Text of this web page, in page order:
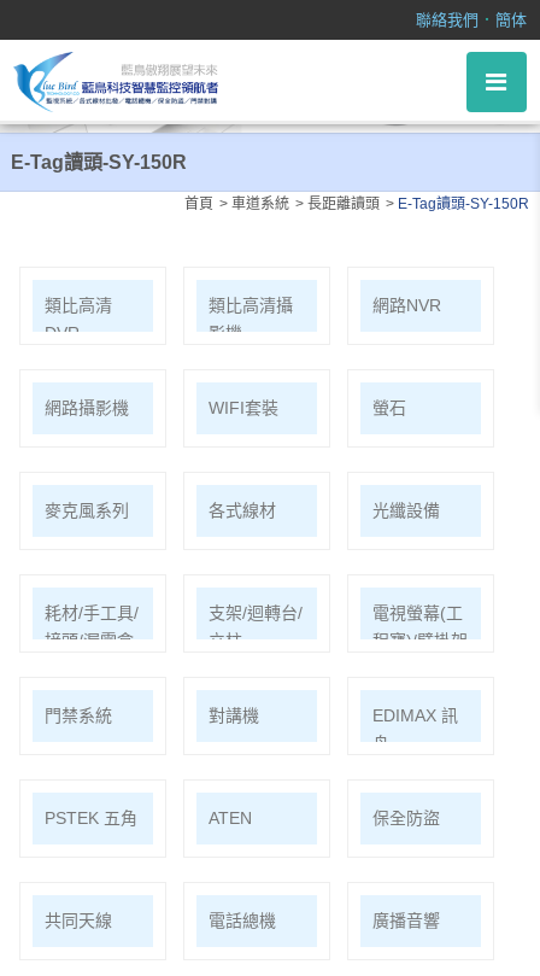
聯絡我們 ． 簡体
E-Tag讀頭-SY-150R
首頁 車道系統 長距離讀頭 E-Tag讀頭-SY-150R
類比高清
DVR
類比高清攝
影機
網路NVR
網路攝影機 WIFI套裝 螢石
麥克風系列 各式線材 光纖設備
耗材/手工具/
接頭/漏電盒
支架/迴轉台/
立柱
電視螢幕(工
程寶)/壁掛架
門禁系統 對講機
EDIMAX 訊
舟
PSTEK 五角 ATEN 保全防盜
共同天線 電話總機 廣播音響